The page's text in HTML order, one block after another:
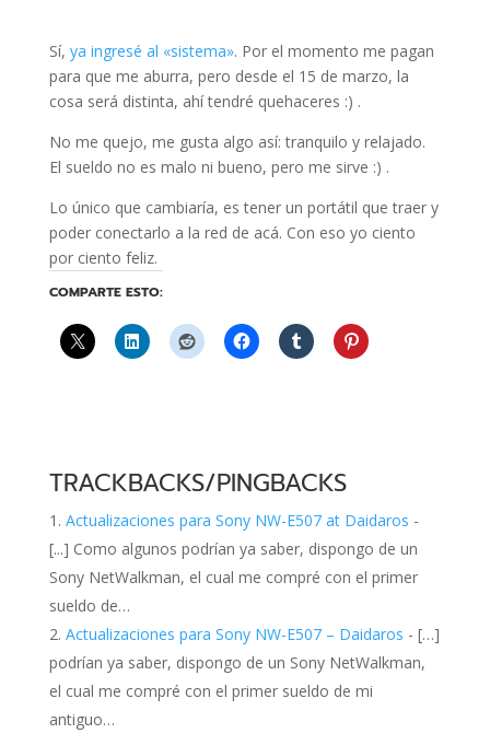
Sí­, ya ingresé al «sistema». Por el momento me pagan
para que me aburra, pero desde el 15 de marzo, la
cosa será distinta, ahí tendré quehaceres :) .
No me quejo, me gusta algo así: tranquilo y relajado.
El sueldo no es malo ni bueno, pero me sirve :) .
Lo único que cambiaría, es tener un portátil que traer y
poder conectarlo a la red de acá. Con eso yo ciento
por ciento feliz.
COMPARTE ESTO:
TRACKBACKS/PINGBACKS
Actualizaciones para Sony NW-E507 at Daidaros -
[...] Como algunos podrían ya saber, dispongo de un
Sony NetWalkman, el cual me compré con el primer
sueldo de…
Actualizaciones para Sony NW-E507 – Daidaros - […]
podrían ya saber, dispongo de un Sony NetWalkman,
el cual me compré con el primer sueldo de mi
antiguo…